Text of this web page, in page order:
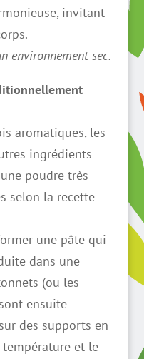
invitant
environnement sec.
aromatiques, les
ingrédients
poudre très
selon la recette
une pâte qui
dans une
(ou les
ensuite
des supports en
et le